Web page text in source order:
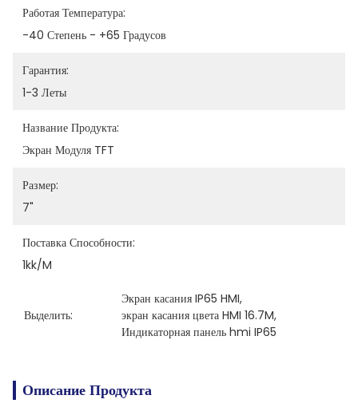
Работая Температура:
-40 Степень - +65 Градусов
Гарантия:
1-3 Леты
Название Продукта:
Экран Модуля TFT
Размер:
7"
Поставка Способности:
1kk/m
Выделить:
Экран касания IP65 HMI,
экран касания цвета HMI 16.7M,
Индикаторная панель hmi IP65
Описание Продукта